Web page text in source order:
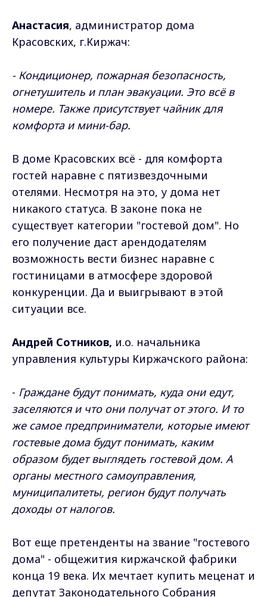
Анастасия, администратор дома
Красовских, г.Киржач:
- Кондиционер, пожарная безопасность,
огнетушитель и план эвакуации. Это всё в
номере. Также присутствует чайник для
комфорта и мини-бар.
В доме Красовских всё - для комфорта
гостей наравне с пятизвездочными
отелями. Несмотря на это, у дома нет
никакого статуса. В законе пока не
существует категории "гостевой дом". Но
его получение даст арендодателям
возможность вести бизнес наравне с
гостиницами в атмосфере здоровой
конкуренции. Да и выигрывают в этой
ситуации все.
Андрей Сотников, и.о. начальника
управления культуры Киржачского района:
- Граждане будут понимать, куда они едут,
заселяются и что они получат от этого. И то
же самое предприниматели, которые имеют
гостевые дома будут понимать, каким
образом будет выглядеть гостевой дом. А
органы местного самоуправления,
муниципалитеты, регион будут получать
доходы от налогов.
Вот еще претенденты на звание "гостевого
дома" - общежития киржачской фабрики
конца 19 века. Их мечтает купить меценат и
депутат Законодательного Собрания